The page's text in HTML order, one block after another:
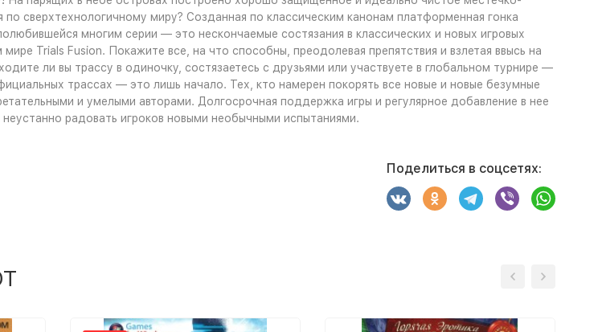
сверхтехнологичному миру? Созданная по классическим канонам платформенная гонка
многим серии — это нескончаемые состязания в классических и новых игровых
Trials Fusion. Покажите все, на что способны, преодолевая препятствия и взлетая ввысь на
ли вы трассу в одиночку, состязаетесь с друзьями или участвуете в глобальном турнире —
трассах — это лишь начало. Тех, кто намерен покорять все новые и новые безумные
и умелыми авторами. Долгосрочная поддержка игры и регулярное добавление в нее
радовать игроков новыми необычными испытаниями.
Поделиться в соцсетях: